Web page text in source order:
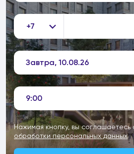
+7
Завтра, 10.08.26
9:00
Нажимая кнопку, вы соглашаетесь
обработки персональных данных